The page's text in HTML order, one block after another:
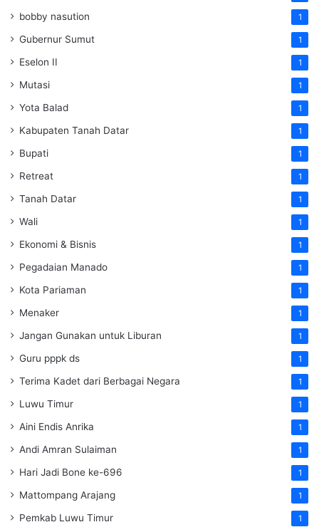
bobby nasution 1
Gubernur Sumut 1
Eselon II 1
Mutasi 1
Yota Balad 1
Kabupaten Tanah Datar 1
Bupati 1
Retreat 1
Tanah Datar 1
Wali 1
Ekonomi & Bisnis 1
Pegadaian Manado 1
Kota Pariaman 1
Menaker 1
Jangan Gunakan untuk Liburan 1
Guru pppk ds 1
Terima Kadet dari Berbagai Negara 1
Luwu Timur 1
Aini Endis Anrika 1
Andi Amran Sulaiman 1
Hari Jadi Bone ke-696 1
Mattompang Arajang 1
Pemkab Luwu Timur 1